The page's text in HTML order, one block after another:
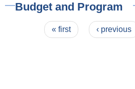
Budget and Program
Pages« first ‹ previous